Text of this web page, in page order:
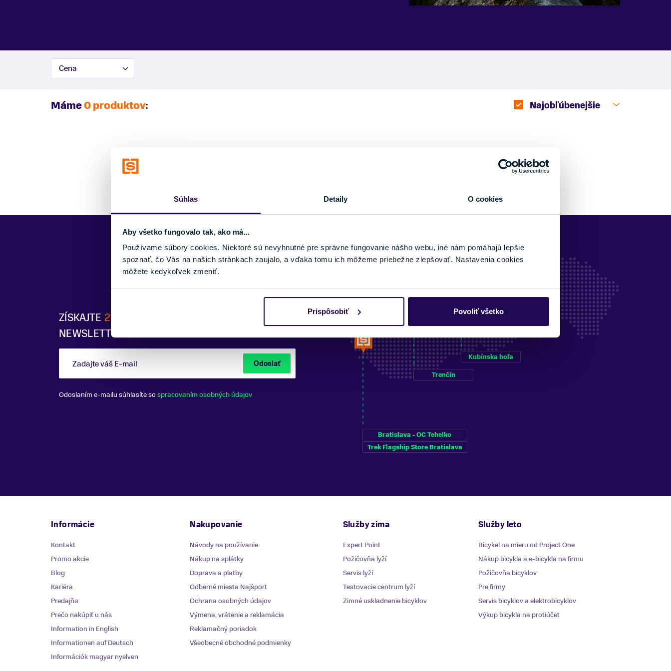
Súhlas Detaily O cookies
Aby všetko fungovalo tak, ako má...
Používame súbory cookies. Niektoré sú nevyhnutné pre správne fungovanie nášho webu, iné nám pomáhajú lepšie
spoznať, čo Vás na našich stránkach zaujalo, a vďaka tomu ich môžeme priebežne zlepšovať. Nastavenia cookies
môžete kedykoľvek zmeniť.
Prispôsobiť Povoliť všetko
Cena
Máme0 produktov: Najobľúbenejšie
ZÍSKAJTE 2% ZĽAVU
NEWSLETTERU
Zadajte váš E-mail Odoslať
Odoslaním e-mailu súhlasíte sospracovaním osobných údajov
Bratislava - OC Tehelko
Trek Flagship Store Bratislava
Trenčín
Kubínska hoľa
Informácie
Kontakt
Promo akcie
Blog
Kariéra
Predajňa
Prečo nakúpiť u nás
Information in English
Informationen auf Deutsch
Információk magyar nyelven
Nakupovanie
Návody na používanie
Nákup na splátky
Doprava a platby
Odberné miesta Najšport
Ochrana osobných údajov
Výmena, vrátenie a reklamácia
Reklamačný poriadok
Všeobecné obchodné podmienky
Služby zima
Expert Point
Požičovňa lyží
Servis lyží
Testovacie centrum lyží
Zimné uskladnenie bicyklov
Služby leto
Bicykel na mieru od Project One
Nákup bicykla a e-bicykla na firmu
Požičovňa bicyklov
Pre firmy
Servis bicyklov a elektrobicyklov
Výkup bicykla na protiúčet